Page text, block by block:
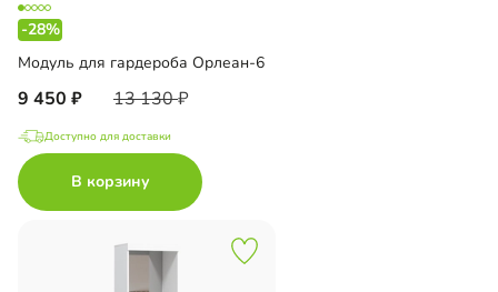
-28%
Модуль для гардероба Орлеан-6
9 450 13 130
Доступно для доставки
В корзину